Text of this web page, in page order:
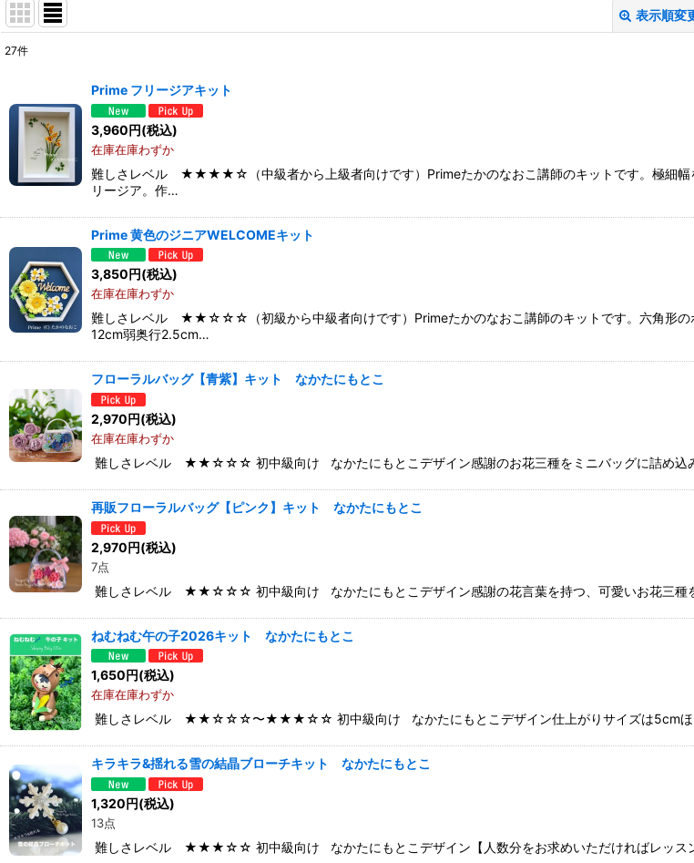
表示順変
並び順:
絞り込む
27件
Prime フリージアキット
3,960円(税込)
在庫在庫わずか
難しさレベル ★★★★☆（中級者から上級者向けです）Primeたかのなおこ講師のキットです。極細幅
リージア。作…
Prime 黄色のジニアWELCOMEキット
3,850円(税込)
在庫在庫わずか
難しさレベル ★★☆☆☆（初級から中級者向けです）Primeたかのなおこ講師のキットです。六角形の
12cm弱奥行2.5cm…
フローラルバッグ【青紫】キット なかたにもとこ
2,970円(税込)
在庫在庫わずか
難しさレベル ★★☆☆☆ 初中級向け なかたにもとこデザイン感謝のお花三種をミニバッグに詰め込
再販フローラルバッグ【ピンク】キット なかたにもとこ
2,970円(税込)
7点
難しさレベル ★★☆☆☆ 初中級向け なかたにもとこデザイン感謝の花言葉を持つ、可愛いお花三種
ねむねむ午の子2026キット なかたにもとこ
1,650円(税込)
在庫在庫わずか
難しさレベル ★★☆☆☆〜★★★☆☆ 初中級向け なかたにもとこデザイン仕上がりサイズは5cmほど
キラキラ&揺れる雪の結晶ブローチキット なかたにもとこ
1,320円(税込)
13点
難しさレベル ★★★☆☆ 初中級向け なかたにもとこデザイン【人数分をお求めいただければレッス